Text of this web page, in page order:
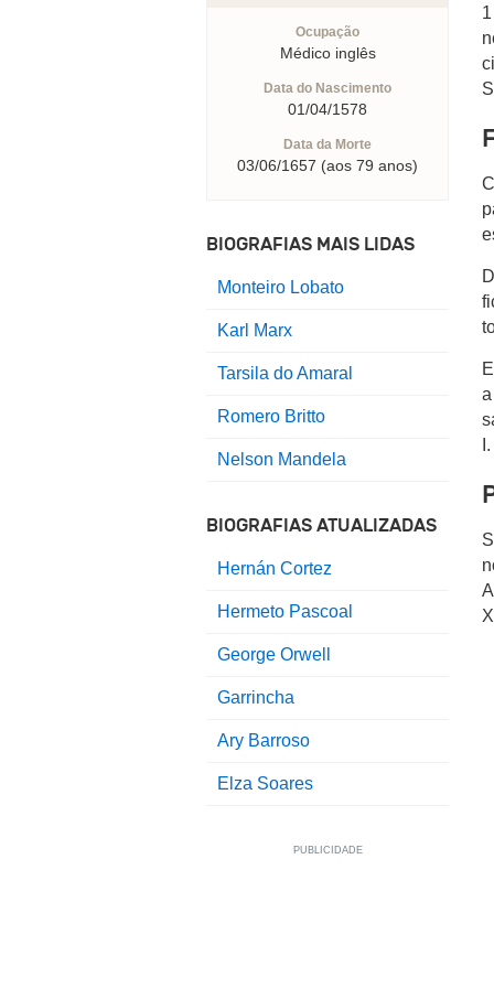
I.
Ocupação
Médico inglês
Data do Nascimento
01/04/1578
Data da Morte
03/06/1657 (aos 79 anos)
BIOGRAFIAS MAIS LIDAS
Monteiro Lobato
Karl Marx
Tarsila do Amaral
Romero Britto
Nelson Mandela
BIOGRAFIAS ATUALIZADAS
Hernán Cortez
Hermeto Pascoal
George Orwell
Garrincha
Ary Barroso
Elza Soares